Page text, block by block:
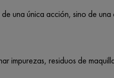
una única acción, sino de
impurezas, residuos de